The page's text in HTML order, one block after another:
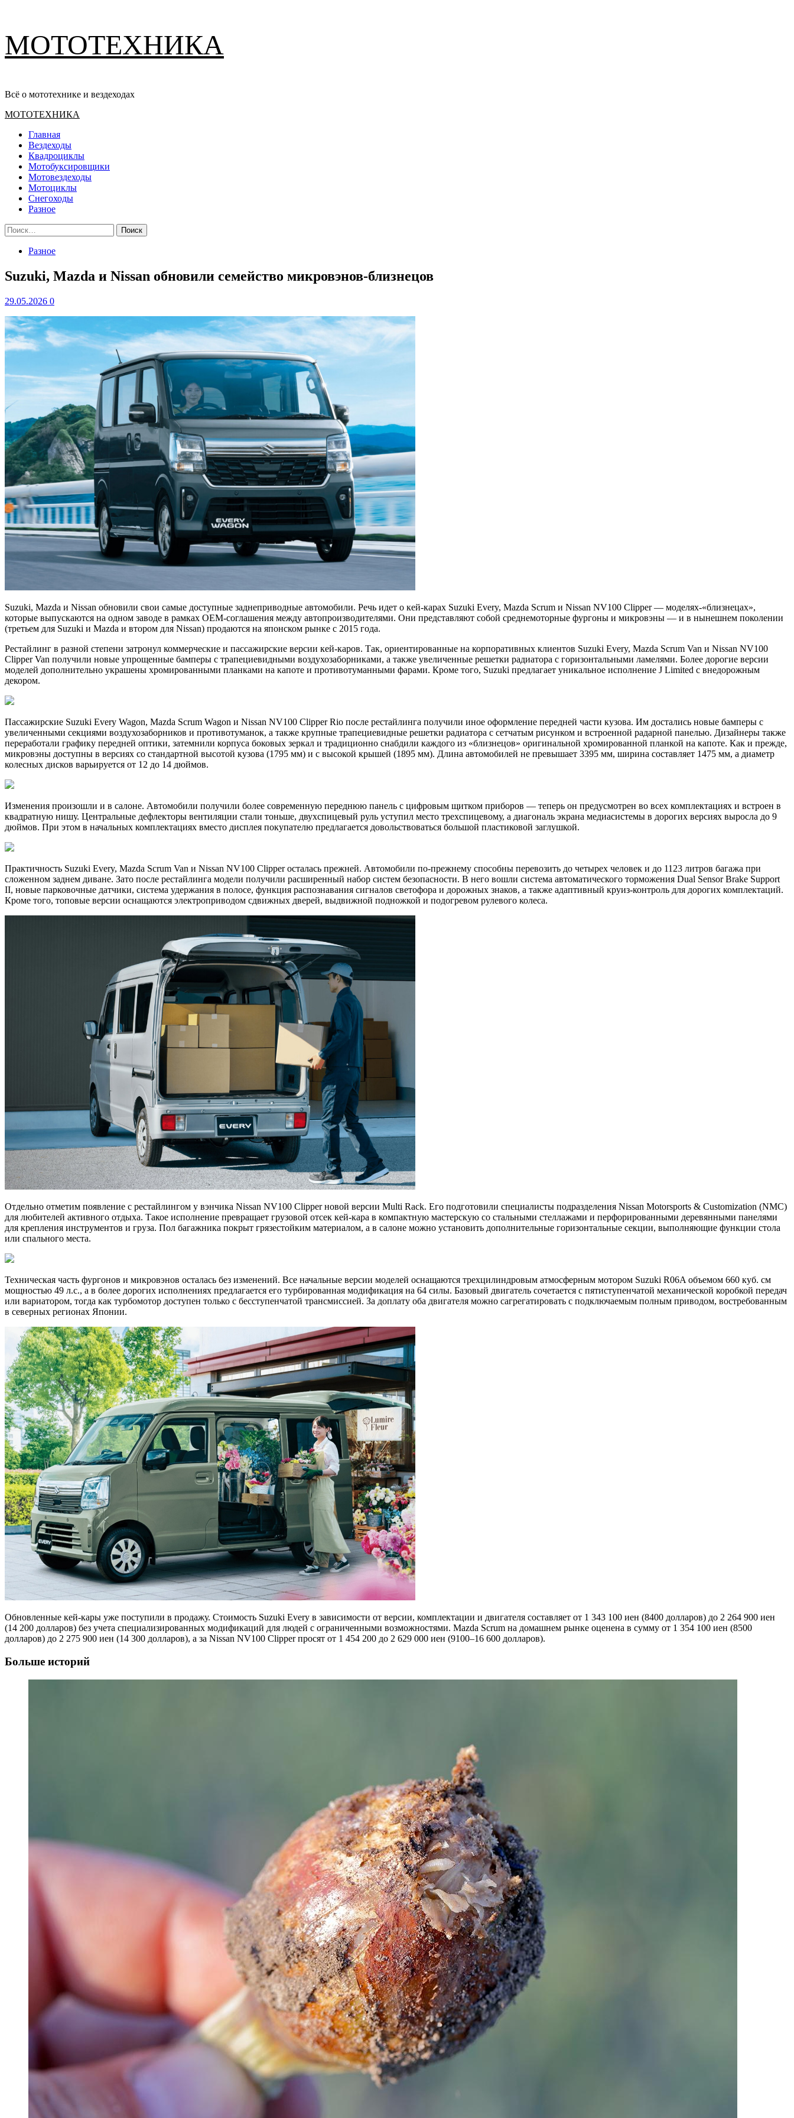
содержимому
МОТОТЕХНИКА
Всё о мототехнике и вездеходах
Основное
МОТОТЕХНИКА
Главная
Вездеходы
Квадроциклы
Мотобуксировщики
Мотовездеходы
Мотоциклы
Снегоходы
Разное
Найти:
Разное
Suzuki, Mazda и Nissan обновили семейство микровэнов-близнецов
29.05.2026 0
Suzuki, Mazda и Nissan обновили свои самые доступные заднеприводные автомобили. Речь идет о кей-карах Suzuki Every, Mazda Scrum и Nissan NV100 Clipper — моделях-«близнецах»,
которые выпускаются на одном заводе в рамках OEM-соглашения между автопроизводителями. Они представляют собой среднемоторные фургоны и микровэны — и в нынешнем поколении
(третьем для Suzuki и Mazda и втором для Nissan) продаются на японском рынке с 2015 года.
Рестайлинг в разной степени затронул коммерческие и пассажирские версии кей-каров. Так, ориентированные на корпоративных клиентов Suzuki Every, Mazda Scrum Van и Nissan NV100
Clipper Van получили новые упрощенные бамперы с трапециевидными воздухозаборниками, а также увеличенные решетки радиатора с горизонтальными ламелями. Более дорогие версии
моделей дополнительно украшены хромированными планками на капоте и противотуманными фарами. Кроме того, Suzuki предлагает уникальное исполнение J Limited с внедорожным
декором.
Пассажирские Suzuki Every Wagon, Mazda Scrum Wagon и Nissan NV100 Clipper Rio после рестайлинга получили иное оформление передней части кузова. Им достались новые бамперы с
увеличенными секциями воздухозаборников и противотуманок, а также крупные трапециевидные решетки радиатора с сетчатым рисунком и встроенной радарной панелью. Дизайнеры также
переработали графику передней оптики, затемнили корпуса боковых зеркал и традиционно снабдили каждого из «близнецов» оригинальной хромированной планкой на капоте. Как и прежде,
микровэны доступны в версиях со стандартной высотой кузова (1795 мм) и с высокой крышей (1895 мм). Длина автомобилей не превышает 3395 мм, ширина составляет 1475 мм, а диаметр
колесных дисков варьируется от 12 до 14 дюймов.
Изменения произошли и в салоне. Автомобили получили более современную переднюю панель с цифровым щитком приборов — теперь он предусмотрен во всех комплектациях и встроен в
квадратную нишу. Центральные дефлекторы вентиляции стали тоньше, двухспицевый руль уступил место трехспицевому, а диагональ экрана медиасистемы в дорогих версиях выросла до 9
дюймов. При этом в начальных комплектациях вместо дисплея покупателю предлагается довольствоваться большой пластиковой заглушкой.
Практичность Suzuki Every, Mazda Scrum Van и Nissan NV100 Clipper осталась прежней. Автомобили по-прежнему способны перевозить до четырех человек и до 1123 литров багажа при
сложенном заднем диване. Зато после рестайлинга модели получили расширенный набор систем безопасности. В него вошли система автоматического торможения Dual Sensor Brake Support
II, новые парковочные датчики, система удержания в полосе, функция распознавания сигналов светофора и дорожных знаков, а также адаптивный круиз-контроль для дорогих комплектаций.
Кроме того, топовые версии оснащаются электроприводом сдвижных дверей, выдвижной подножкой и подогревом рулевого колеса.
Отдельно отметим появление с рестайлингом у вэнчика Nissan NV100 Clipper новой версии Multi Rack. Его подготовили специалисты подразделения Nissan Motorsports & Customization (NMC)
для любителей активного отдыха. Такое исполнение превращает грузовой отсек кей-кара в компактную мастерскую со стальными стеллажами и перфорированными деревянными панелями
для крепления инструментов и груза. Пол багажника покрыт грязестойким материалом, а в салоне можно установить дополнительные горизонтальные секции, выполняющие функции стола
или спального места.
Техническая часть фургонов и микровэнов осталась без изменений. Все начальные версии моделей оснащаются трехцилиндровым атмосферным мотором Suzuki R06A объемом 660 куб. см
мощностью 49 л.с., а в более дорогих исполнениях предлагается его турбированная модификация на 64 силы. Базовый двигатель сочетается с пятиступенчатой механической коробкой передач
или вариатором, тогда как турбомотор доступен только с бесступенчатой трансмиссией. За доплату оба двигателя можно сагрегатировать с подключаемым полным приводом, востребованным
в северных регионах Японии.
Обновленные кей-кары уже поступили в продажу. Стоимость Suzuki Every в зависимости от версии, комплектации и двигателя составляет от 1 343 100 иен (8400 долларов) до 2 264 900 иен
(14 200 долларов) без учета специализированных модификаций для людей с ограниченными возможностями. Mazda Scrum на домашнем рынке оценена в сумму от 1 354 100 иен (8500
долларов) до 2 275 900 иен (14 300 долларов), а за Nissan NV100 Clipper просят от 1 454 200 до 2 629 000 иен (9100–16 600 долларов).
Больше историй